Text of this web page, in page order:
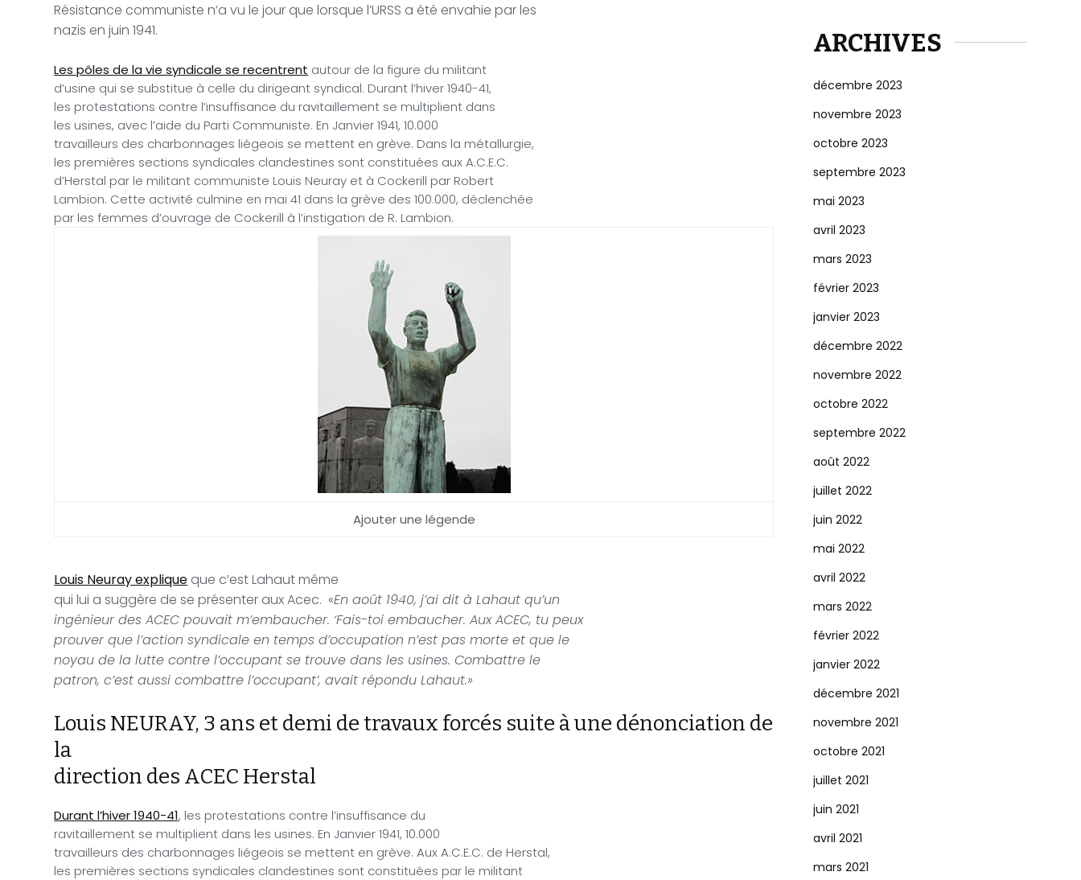
Résistance communiste n’a vu le jour que lorsque l’URSS a été envahie par les
nazis en juin 1941.
Les pôles de la vie syndicale se recentrent autour de la figure du militant
d’usine qui se substitue à celle du dirigeant syndical. Durant l’hiver 1940-41,
les protestations contre l’insuffisance du ravitaillement se multiplient dans
les usines, avec l’aide du Parti Communiste. En Janvier 1941, 10.000
travailleurs des charbonnages liégeois se mettent en grève. Dans la métallurgie,
les premières sections syndicales clandestines sont constituées aux A.C.E.C.
d’Herstal par le militant communiste Louis Neuray et à Cockerill par Robert
Lambion. Cette activité culmine en mai 41 dans la grève des 100.000, déclenchée
par les femmes d’ouvrage de Cockerill à l’instigation de R. Lambion.
Ajouter une légende
Louis Neuray explique que c’est Lahaut même
qui lui a suggère de se présenter aux Acec. «En août 1940, j’ai dit à Lahaut qu’un
ingénieur des ACEC pouvait m’embaucher. ‘Fais-toi embaucher. Aux ACEC, tu peux
prouver que l’action syndicale en temps d’occupation n’est pas morte et que le
noyau de la lutte contre l’occupant se trouve dans les usines. Combattre le
patron, c’est aussi combattre l’occupant’, avait répondu Lahaut.»
Louis NEURAY, 3 ans et demi de travaux forcés suite à une dénonciation de
la
direction des ACEC Herstal
Durant l’hiver 1940-41, les protestations contre l’insuffisance du
ravitaillement se multiplient dans les usines. En Janvier 1941, 10.000
travailleurs des charbonnages liégeois se mettent en grève. Aux A.C.E.C. de Herstal,
les premières sections syndicales clandestines sont constituées par le militant
ARCHIVES
décembre 2023
novembre 2023
octobre 2023
septembre 2023
mai 2023
avril 2023
mars 2023
février 2023
janvier 2023
décembre 2022
novembre 2022
octobre 2022
septembre 2022
août 2022
juillet 2022
juin 2022
mai 2022
avril 2022
mars 2022
février 2022
janvier 2022
décembre 2021
novembre 2021
octobre 2021
juillet 2021
juin 2021
avril 2021
mars 2021